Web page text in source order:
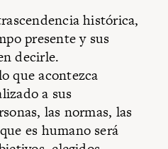
histórica,
presente y sus
decirle.
que acontezca
a sus
las normas, las
es humano será